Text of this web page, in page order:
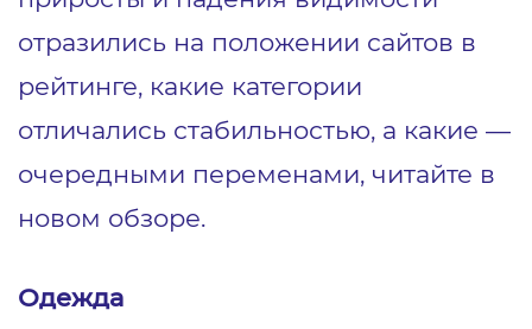
отразились на положении сайтов в
рейтинге, какие категории
отличались стабильностью, а какие —
очередными переменами, читайте в
новом обзоре.
Одежда